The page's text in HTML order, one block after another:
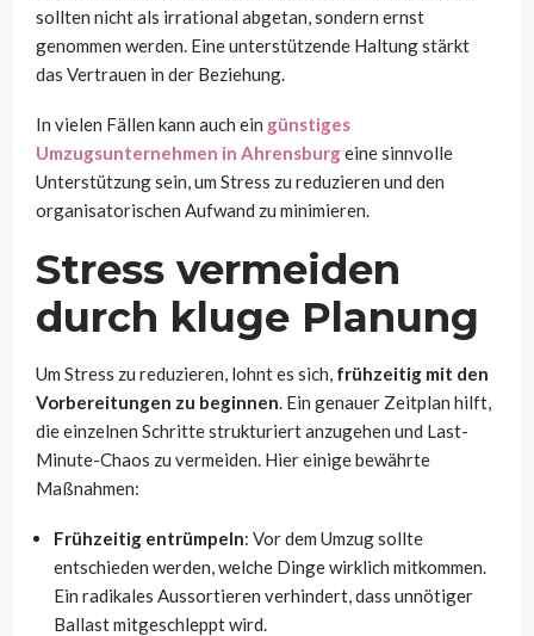
sollten nicht als irrational abgetan, sondern ernst
genommen werden. Eine unterstützende Haltung stärkt
das Vertrauen in der Beziehung.
In vielen Fällen kann auch ein günstiges
Umzugsunternehmen in Ahrensburgeine sinnvolle
Unterstützung sein, um Stress zu reduzieren und den
organisatorischen Aufwand zu minimieren.
Stress vermeiden
durch kluge Planung
Um Stress zu reduzieren, lohnt es sich, frühzeitig mit den
Vorbereitungen zu beginnen. Ein genauer Zeitplan hilft,
die einzelnen Schritte strukturiert anzugehen und Last-
Minute-Chaos zu vermeiden. Hier einige bewährte
Maßnahmen:
Frühzeitig entrümpeln: Vor dem Umzug sollte
entschieden werden, welche Dinge wirklich mitkommen.
Ein radikales Aussortieren verhindert, dass unnötiger
Ballast mitgeschleppt wird.